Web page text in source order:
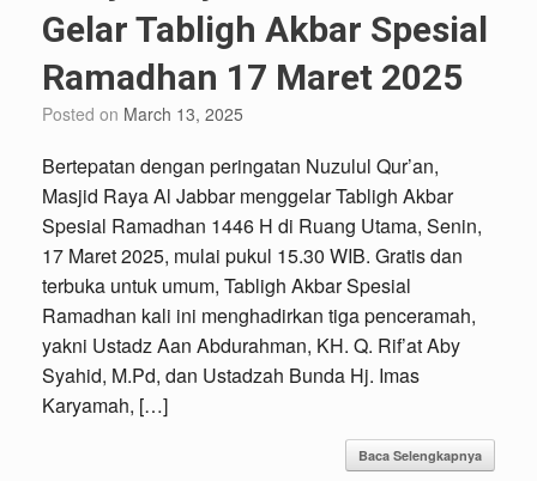
Gelar Tabligh Akbar Spesial
Ramadhan 17 Maret 2025
Posted on March 13, 2025
Bertepatan dengan peringatan Nuzulul Qur’an,
Masjid Raya Al Jabbar menggelar Tabligh Akbar
Spesial Ramadhan 1446 H di Ruang Utama, Senin,
17 Maret 2025, mulai pukul 15.30 WIB. Gratis dan
terbuka untuk umum, Tabligh Akbar Spesial
Ramadhan kali ini menghadirkan tiga penceramah,
yakni Ustadz Aan Abdurahman, ⁠KH. Q. Rif’at Aby
Syahid, M.Pd, dan Ustadzah ⁠Bunda Hj. Imas
Karyamah, […]
Baca Selengkapnya